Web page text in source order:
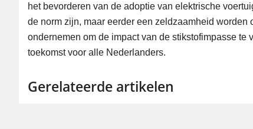
het bevorderen van de adoptie van elektrische
de norm zijn, maar eerder een zeldzaamheid
ondernemen om de impact van de stikstofimpasse
toekomst voor alle Nederlanders.
Gerelateerde artikelen